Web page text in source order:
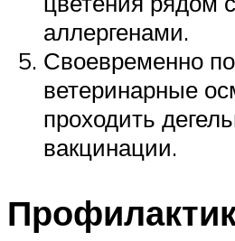
аллергенами.
Своевременно
ветеринарные
проходить
вакцинации.